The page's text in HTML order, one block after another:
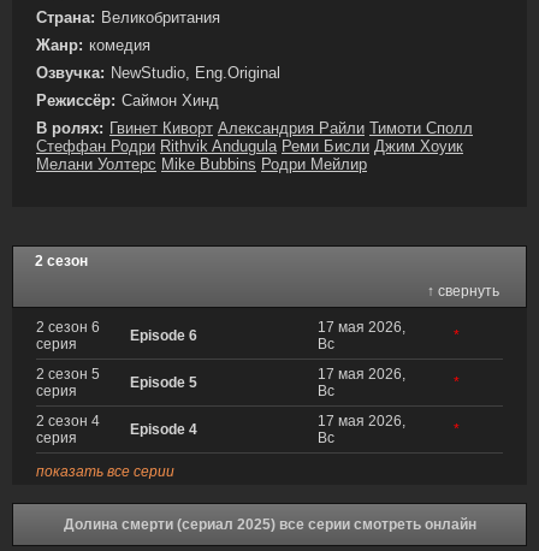
Страна: Великобритания
Жанр: комедия
Озвучка: NewStudio, Eng.Original
Режиссёр: Саймон Хинд
В ролях: Гвинет Киворт Александрия Райли Тимоти Сполл
Стеффан Родри Rithvik Andugula Реми Бисли Джим Хоуик
Мелани Уолтерс Mike Bubbins Родри Мейлир
2 сезон
↑ свернуть
2 сезон 6
серия
Episode 6
17 мая 2026,
Вс
*
2 сезон 5
серия
Episode 5
17 мая 2026,
Вс
*
2 сезон 4
серия
Episode 4
17 мая 2026,
Вс
*
показать все серии
Долина смерти (сериал 2025) все серии смотреть онлайн